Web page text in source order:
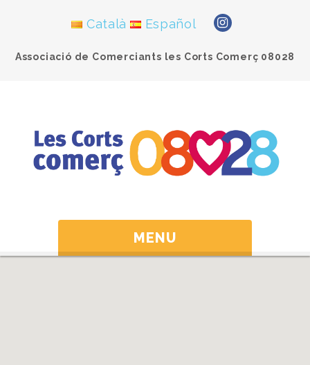
Català Español
Associació de Comerciants les Corts Comerç 08028
MENU